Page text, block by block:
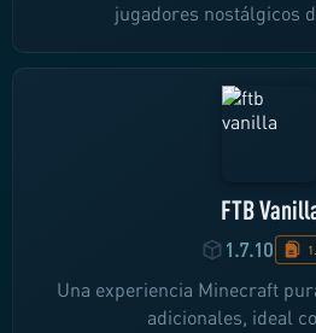
jugadores nostálgicos
FTB
1.7.10
Una experiencia Minecraft
adicionales, ideal